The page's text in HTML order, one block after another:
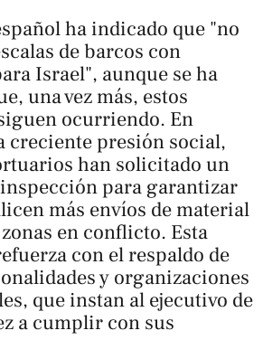
ha indicado que "no
de barcos con
Israel", aunque se ha
una vez más, estos
ocurriendo. En
creciente presión social,
han solicitado un
para garantizar
más envíos de material
en conflicto. Esta
con el respaldo de
y organizaciones
que instan al ejecutivo de
a cumplir con sus